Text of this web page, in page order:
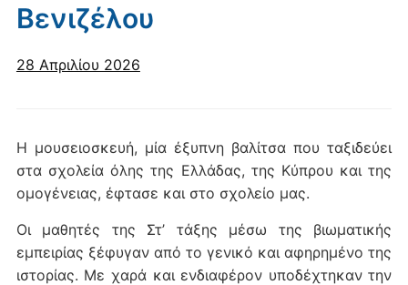
Βενιζέλου
28 Απριλίου 2026
Η μουσειοσκευή, μία έξυπνη βαλίτσα που ταξιδεύει
στα σχολεία όλης της Ελλάδας, της Κύπρου και της
ομογένειας, έφτασε και στο σχολείο μας.
Οι μαθητές της Στ’ τάξης μέσω της βιωματικής
εμπειρίας ξέφυγαν από το γενικό και αφηρημένο της
ιστορίας. Με χαρά και ενδιαφέρον υποδέχτηκαν την